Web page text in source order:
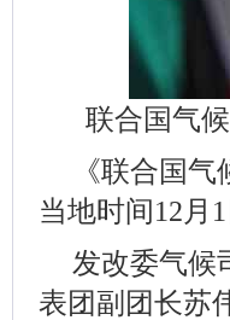
联合国气
《联合国
当地时间12月
发改委气候
表团副团长苏